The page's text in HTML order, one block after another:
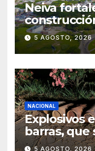
Neiva
POT
5 AGOSTO, 2026
NACIONAL
Explosivos
barras, que
en Cali,
5 AGOSTO, 2026